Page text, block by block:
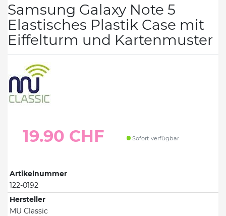
Samsung Galaxy Note 5
Elastisches Plastik Case mit
Eiffelturm und Kartenmuster
19.90 CHF Sofort verfügbar
Artikelnummer
122-0192
Hersteller
MU Classic